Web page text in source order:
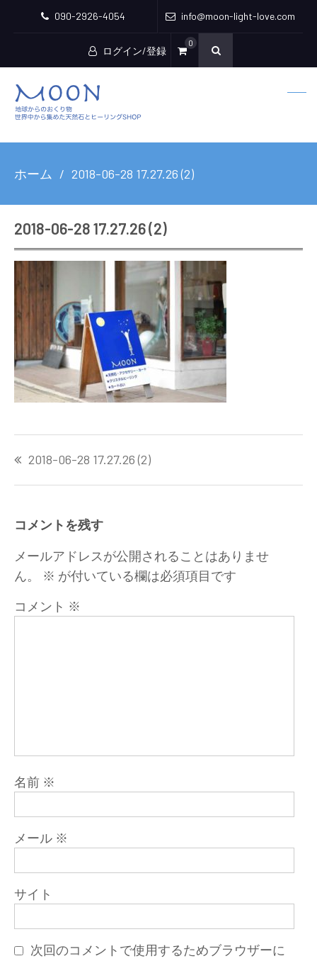
090-2926-4054 info@moon-light-love.com
ログイン/登録
0
ホーム 2018-06-28 17.27.26 (2)
2018-06-28 17.27.26 (2)
稿
ー
シ
ョ
2018-06-28 17.27.26 (2)
コメントを残す
メールアドレスが公開されることはありませ
ん。
※ が付いている欄は必須項目です
コメント ※
名前 ※
メール ※
サイト
次回のコメントで使用するためブラウザーに